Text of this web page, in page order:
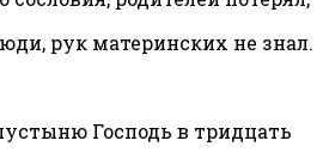
рук материнских не знал.
Господь в тридцать